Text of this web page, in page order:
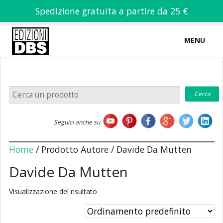
Spedizione gratuita a partire da 25 €
MENU
Home
Chi siamo
Libri
Seguici anche su
Home/ Prodotto Autore / Davide Da Mutten
Davide Da Mutten
Visualizzazione del risultato